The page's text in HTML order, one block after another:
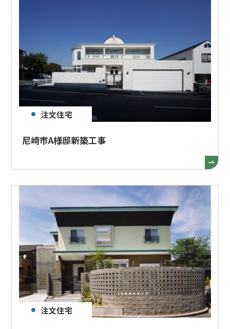
注文住宅
尼崎市A様邸新築工事
注文住宅